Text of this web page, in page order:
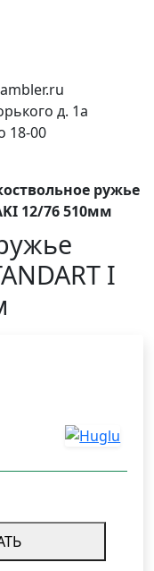
18-00
д. 1а
ружье
12/76 510мм
I